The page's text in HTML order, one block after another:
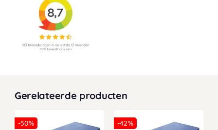
Gerelateerde producten
-50% -42%